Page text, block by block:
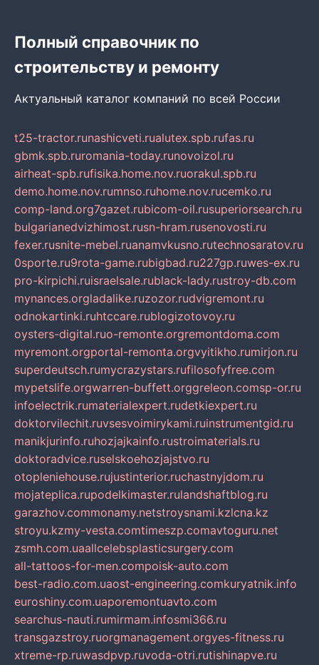
Полный справочник по
строительству и ремонту
Актуальный каталог компаний по всей России
t25-tractor.runashicveti.rualutex.spb.rufas.ru
gbmk.spb.ruromania-today.runovoizol.ru
airheat-spb.rufisika.home.nov.ruorakul.spb.ru
demo.home.nov.rumnso.ruhome.nov.rucemko.ru
comp-land.org7gazet.rubicom-oil.rusuperiorsearch.ru
bulgarianedvizhimost.rusn-hram.rusenovosti.ru
fexer.rusnite-mebel.ruanamvkusno.rutechnosaratov.ru
0sporte.ru9rota-game.rubigbad.ru227gp.ruwes-ex.ru
pro-kirpichi.ruisraelsale.rublack-lady.rustroy-db.com
mynances.orgladalike.ruzozor.rudvigremont.ru
odnokartinki.ruhtccare.rublogizotovoy.ru
oysters-digital.ruo-remonte.orgremontdoma.com
myremont.orgportal-remonta.orgvyitikho.rumirjon.ru
superdeutsch.rumycrazystars.rufilosofyfree.com
mypetslife.orgwarren-buffett.orggreleon.comsp-or.ru
infoelectrik.rumaterialexpert.rudetkiexpert.ru
doktorvilechit.ruvsesvoimirykami.ruinstrumentgid.ru
manikjurinfo.ruhozjajkainfo.rustroimaterials.ru
doktoradvice.ruselskoehozjajstvo.ru
otopleniehouse.rujustinterior.ruchastnyjdom.ru
mojateplica.rupodelkimaster.rulandshaftblog.ru
garazhov.commonamy.netstroysnami.kzlcna.kz
stroyu.kzmy-vesta.comtimeszp.comavtoguru.net
zsmh.com.uaallcelebsplasticsurgery.com
all-tattoos-for-men.compoisk-auto.com
best-radio.com.uaost-engineering.comkuryatnik.info
euroshiny.com.uaporemontuavto.com
searchus-nauti.rumirmam.infosmi366.ru
transgazstroy.ruorgmanagement.orgyes-fitness.ru
xtreme-rp.ruwasdpvp.ruvoda-otri.rutishinapve.ru